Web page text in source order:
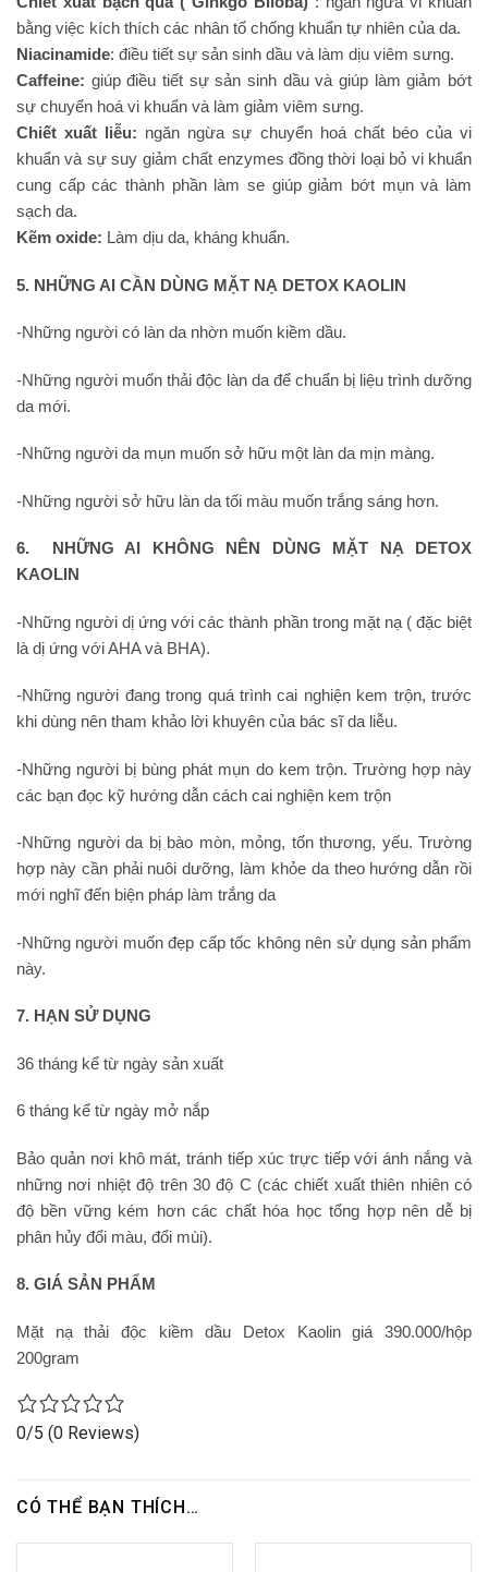
bằng việc kích thích các nhân tố chống khuẩn tự nhiên của da.
Niacinamide: điều tiết sự sản sinh dầu và làm dịu viêm sưng.
Caffeine: giúp điều tiết sự sản sinh dầu và giúp làm giảm bớt
sự chuyển hoá vi khuẩn và làm giảm viêm sưng.
Chiết xuất liễu: ngăn ngừa sự chuyển hoá chất béo của vi
khuẩn và sự suy giảm chất enzymes đồng thời loại bỏ vi khuẩn
cung cấp các thành phần làm se giúp giảm bớt mụn và làm
sạch da.
Kẽm oxide: Làm dịu da, kháng khuẩn.
5. NHỮNG AI CẦN DÙNG MẶT NẠ DETOX KAOLIN
-Những người có làn da nhờn muốn kiềm dầu.
-Những người muốn thải độc làn da để chuẩn bị liệu trình dưỡng
da mới.
-Những người da mụn muốn sở hữu một làn da mịn màng.
-Những người sở hữu làn da tối màu muốn trắng sáng hơn.
6. NHỮNG AI KHÔNG NÊN DÙNG MẶT NẠ DETOX
KAOLIN
-Những người dị ứng với các thành phần trong mặt nạ ( đặc biệt
là dị ứng với AHA và BHA).
-Những người đang trong quá trình cai nghiện kem trộn, trước
khi dùng nên tham khảo lời khuyên của bác sĩ da liễu.
-Những người bị bùng phát mụn do kem trộn. Trường hợp này
các bạn đọc kỹ hướng dẫn cách cai nghiện kem trộn
-Những người da bị bào mòn, mỏng, tổn thương, yếu. Trường
hợp này cần phải nuôi dưỡng, làm khỏe da theo hướng dẫn rồi
mới nghĩ đến biện pháp làm trắng da
-Những người muốn đẹp cấp tốc không nên sử dụng sản phẩm
này.
7. HẠN SỬ DỤNG
36 tháng kể từ ngày sản xuất
6 tháng kể từ ngày mở nắp
Bảo quản nơi khô mát, tránh tiếp xúc trực tiếp với ánh nắng và
những nơi nhiệt độ trên 30 độ C (các chiết xuất thiên nhiên có
độ bền vững kém hơn các chất hóa học tổng hợp nên dễ bị
phân hủy đổi màu, đổi mùi).
8. GIÁ SẢN PHẨM
Mặt nạ thải độc kiềm dầu Detox Kaolin giá 390.000/hộp
200gram
0/5 (0 Reviews)
CÓ THỂ BẠN THÍCH…